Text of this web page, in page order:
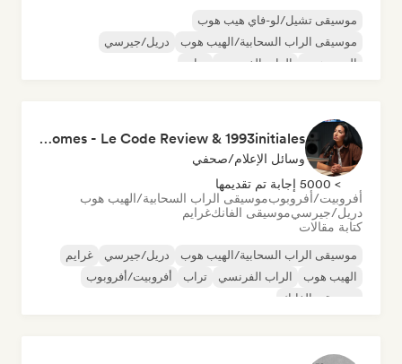
موسيقى تشيل/لو-فاي هيب هوب
موسيقى الراب السحابية/الهيب هوب
دريل/جيرسي
الهيب هوب
الراب الفرنسي تراب
Sandra Gomes - Le Code Review & 1993initiales
وسائل الإعلام/صحفي
> 5000 إجابة تم تقديمها
أفروبيت/أفروبوبموسيقى الراب السحابية/الهيب هوب
دريل/جيرسيموسيقى الفانكغرايم
كتابة مقالات
موسيقى الراب السحابية/الهيب هوب دريل/جيرسي
غرايم
الهيب هوب
الراب الفرنسي تراب
أفروبيت/أفروبوب
موسيقى الفانك